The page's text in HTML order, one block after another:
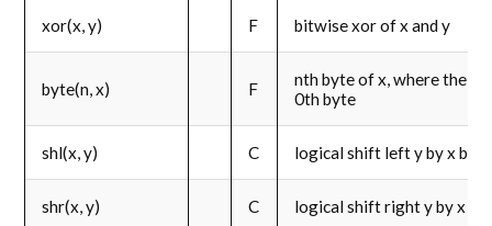
xor(x, y) F bitwise xor of x and y
byte(n, x) F
nth byte of x, where the
0th byte
shl(x, y) C logical shift left y by x bits
shr(x, y) C logical shift right y by x